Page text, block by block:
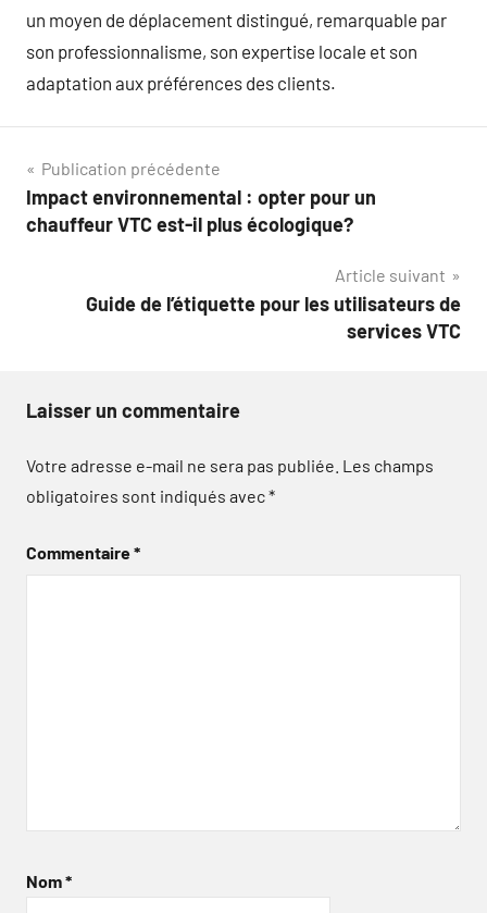
un moyen de déplacement distingué, remarquable par
son professionnalisme, son expertise locale et son
adaptation aux préférences des clients.
Navigation
de
Publication précédente
Impact environnemental : opter pour un
chauffeur VTC est-il plus écologique?
Article suivant
Guide de l’étiquette pour les utilisateurs de
services VTC
Laisser un commentaire
Votre adresse e-mail ne sera pas publiée. Les champs
obligatoires sont indiqués avec*
Commentaire*
Nom*